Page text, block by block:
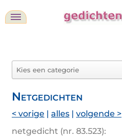
Netgedichten
< vorige | alles | volgende >
netgedicht (nr. 83.523):